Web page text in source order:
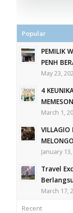
Popular
PEMILIK
PENH
May 23,
4
March 1,
VILLAGIO
January
Travel
March 17,
Recent